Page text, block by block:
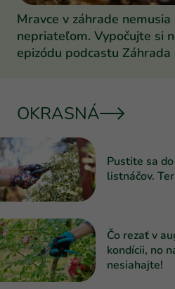
Mravce v záhrade
nepriateľom. Vypočujte si
epizódu podcastu Záhrada
OKRASNÁ
Pustite sa
listnáčov.
Čo rezať v
kondícii, no
nesiahajte!